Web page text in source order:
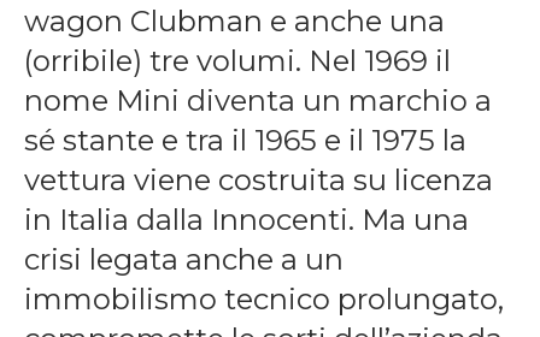
wagon Clubman e anche una
(orribile) tre volumi. Nel 1969 il
nome Mini diventa un marchio a
sé stante e tra il 1965 e il 1975 la
vettura viene costruita su licenza
in Italia dalla Innocenti. Ma una
crisi legata anche a un
immobilismo tecnico prolungato,